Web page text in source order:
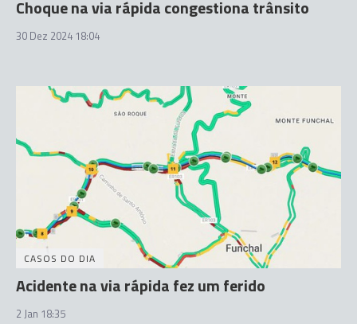
Choque na via rápida congestiona trânsito
30 Dez 2024 18:04
CASOS DO DIA
Acidente na via rápida fez um ferido
2 Jan 18:35